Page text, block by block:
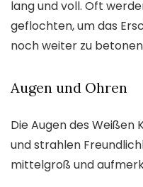
lang und voll. Oft
geflochten, um das
noch weiter zu
Augen und Ohren
Die Augen des
und strahlen
mittelgroß und